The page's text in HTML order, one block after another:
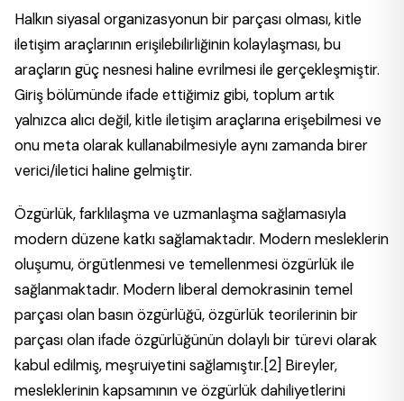
Halkın siyasal organizasyonun bir parçası olması, kitle
iletişim araçlarının erişilebilirliğinin kolaylaşması, bu
araçların güç nesnesi haline evrilmesi ile gerçekleşmiştir.
Giriş bölümünde ifade ettiğimiz gibi, toplum artık
yalnızca alıcı değil, kitle iletişim araçlarına erişebilmesi ve
onu meta olarak kullanabilmesiyle aynı zamanda birer
verici/iletici haline gelmiştir.
Özgürlük, farklılaşma ve uzmanlaşma sağlamasıyla
modern düzene katkı sağlamaktadır. Modern mesleklerin
oluşumu, örgütlenmesi ve temellenmesi özgürlük ile
sağlanmaktadır. Modern liberal demokrasinin temel
parçası olan basın özgürlüğü, özgürlük teorilerinin bir
parçası olan ifade özgürlüğünün dolaylı bir türevi olarak
kabul edilmiş, meşruiyetini sağlamıştır.[2] Bireyler,
mesleklerinin kapsamının ve özgürlük dahiliyetlerini